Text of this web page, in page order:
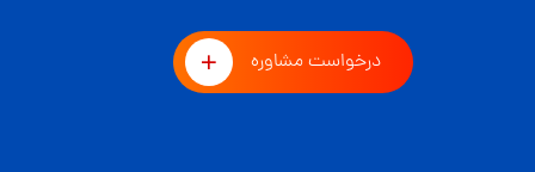
درخواست مشاوره